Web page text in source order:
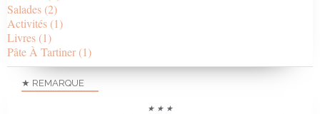
Salades (2)
Activités (1)
Livres (1)
Pâte À Tartiner (1)
★ REMARQUE
★ ★ ★